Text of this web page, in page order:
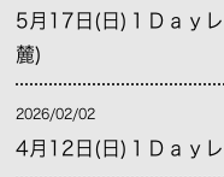
5月17日(日)１Ｄａｙレ
麓)
2026/02/02
4月12日(日)１Ｄａｙ